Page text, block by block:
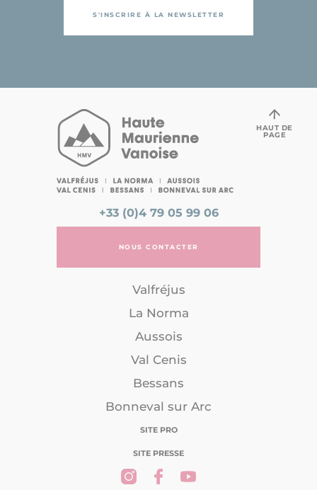
S'INSCRIRE À LA NEWSLETTER
+33 (0)4 79 05 99 06
NOUS CONTACTER
Valfréjus
La Norma
Aussois
Val Cenis
Bessans
Bonneval sur Arc
SITE PRO
SITE PRESSE
HAUT DE
PAGE